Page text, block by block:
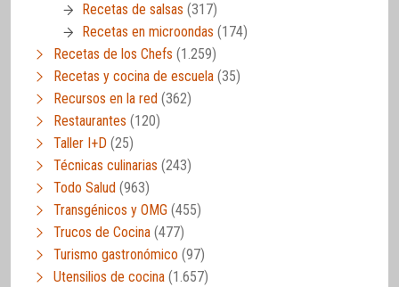
Recetas de salsas (317)
Recetas en microondas (174)
Recetas de los Chefs (1.259)
Recetas y cocina de escuela (35)
Recursos en la red (362)
Restaurantes (120)
Taller I+D (25)
Técnicas culinarias (243)
Todo Salud (963)
Transgénicos y OMG (455)
Trucos de Cocina (477)
Turismo gastronómico (97)
Utensilios de cocina (1.657)